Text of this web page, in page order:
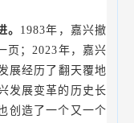
。 1983年，嘉兴撤
页；2023年，嘉兴
展经历了翻天覆地
发展变革的历史长
创造了一个又一个